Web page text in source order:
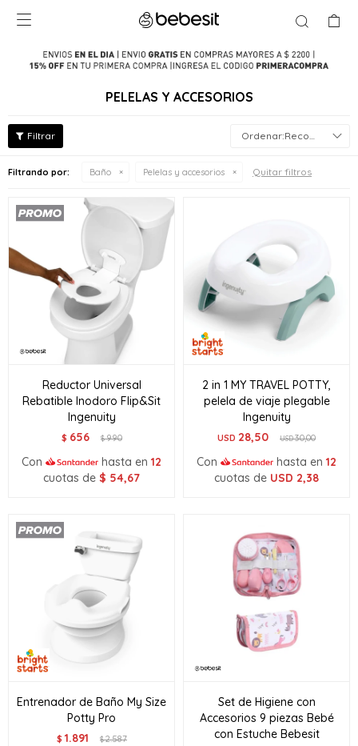

PELELAS Y ACCESORIOS
Recomendados
Filtrando por: Baño Pelelas y accesorios Quitar filtros
Reductor Universal
Rebatible Inodoro Flip&Sit
Ingenuity
$ 656 $990
Con hasta en 12
cuotas de $ 54,67
2 in 1 MY TRAVEL POTTY,
pelela de viaje plegable
Ingenuity
USD 28,50 USD30,00
Con hasta en 12
cuotas de USD 2,38
Entrenador de Baño My Size
Potty Pro
$ 1.891 $2.587
Set de Higiene con
Accesorios 9 piezas Bebé
con Estuche Bebesit